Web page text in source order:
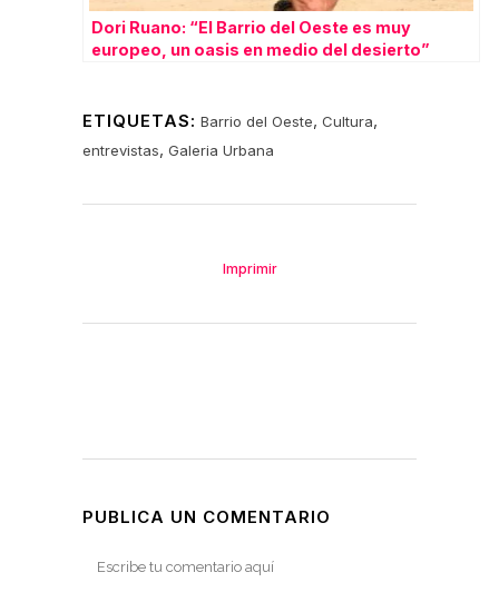
Dori Ruano: “El Barrio del Oeste es muy
europeo, un oasis en medio del desierto”
ETIQUETAS: Barrio del Oeste, Cultura,
entrevistas, Galeria Urbana
Imprimir
PUBLICA UN COMENTARIO